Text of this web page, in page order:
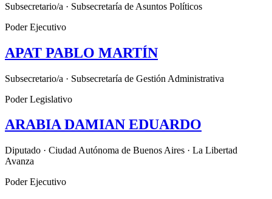
Subsecretario/a · Subsecretaría de Asuntos Políticos
Poder Ejecutivo
APAT PABLO MARTÍN
Subsecretario/a · Subsecretaría de Gestión Administrativa
Poder Legislativo
ARABIA DAMIAN EDUARDO
Diputado · Ciudad Autónoma de Buenos Aires · La Libertad
Avanza
Poder Ejecutivo